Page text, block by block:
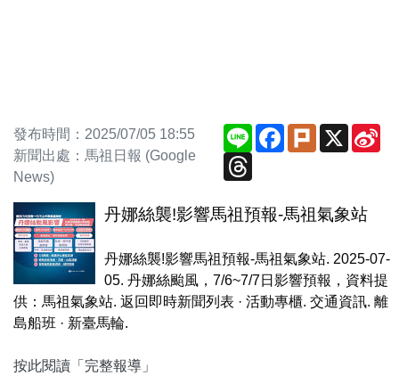
發布時間：2025/07/05 18:55
新聞出處：馬祖日報 (Google
News)
Line Facebook
Plurk X
丹娜絲襲!影響馬祖預報-馬祖氣象站
丹娜絲襲!影響馬祖預報-馬祖氣象站. 2025-07-
05. 丹娜絲颱風，7/6~7/7日影響預報，資料提
供：馬祖氣象站. 返回即時新聞列表 · 活動專櫃. 交通資訊. 離
島船班 · 新臺馬輪.
按此閱讀「完整報導」